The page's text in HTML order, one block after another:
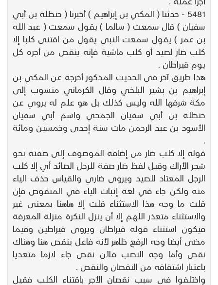
5481 - حدثنا ( المكي بن إبراهيم ) أخبرنا ( حنظلة بن أبي
سفيان ) قال سمعت ( سالما ) يقول سمعت ( عبد الله
بن عمر ) يقول سمعت النبي يقول من اقتنى كلبا إلا
كلب ضار لصيد أو كلب ماشية فإنه ينقص من أجره كل
يوم قيراطان .
هذا طريق آخر في الحديث المذكور أخرجه عن المكي بن
إبراهيم بن بشير البلخي وقال الكرماني منسوب إلى
مكة شرفها الله وليس كذلك بل هو علم له يروي عن
حنظلة بن أبي سفيان الجمحي واسم أبي سفيان
الأسود بن عبد الرحمن مات سنة إحدى وخمسين ومائة
قوله إلا كلب ضار من إضافة الموصوف إلى صفته نحو
شجر الأراك وقيل لفظ ضار صفة للرجل الصائد أي إلا كلب
الرجل المعتاد للصيد ويروى ضاري والقياس حذف الياء
منه ولكن جاء في لغة إثبات الياء في المنقوص فإن
قلت ما وجه هذا الاستثناء قلت إلا هاهنا بمعنى غير
والاستثناء متعذر اللهم إلا أن ينزل النكرة منزلة المعرفة
فيكون استثناء قوله قيراطان ويروى قيراطين وفيما
مضى أيضا وجه الرفع ظاهر لأنه فاعل ينقص هنا وهناك
نقص وأما وجه النصب فلأن نقص جاء لازما متعديا
باعتبار اشتقاقه من النقصان والنقص .
واختلفوا في سبب نقصان الأجر باقتناء الكلب فقيل